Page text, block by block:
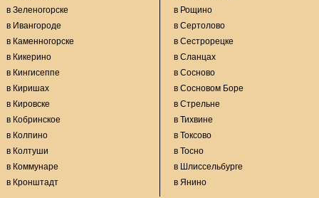
в Зеленогорске
в Ивангороде
в Каменногорске
в Кикерино
в Кингисеппе
в Киришах
в Кировске
в Кобринское
в Колпино
в Колтуши
в Коммунаре
в Кронштадт
в Рощино
в Сертолово
в Сестрорецке
в Сланцах
в Сосново
в Сосновом Боре
в Стрельне
в Тихвине
в Токсово
в Тосно
в Шлиссельбурге
в Янино